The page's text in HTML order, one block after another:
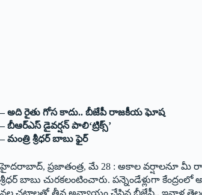
– అది రైతు గోస కాదు.. బీజేపీ రాజకీయ ఘోష
– బీఆర్‌ఎస్ డైవర్షన్ పాలి‘ట్రిక్స్‌’
– మంత్రి శ్రీధర్ బాబు ఫైర్
హైదరాబాద్, ప్రజాతంత్ర, మే 28 : అకాల వర్షాలనూ మీ
శ్రీధర్ బాబు చురకలంటించారు. పన్నెండేళ్లుగా
నల్ల చట్టాలతో తీవ్ర అన్యాయం చేసిన బీజేపీ.. ఇవాళ